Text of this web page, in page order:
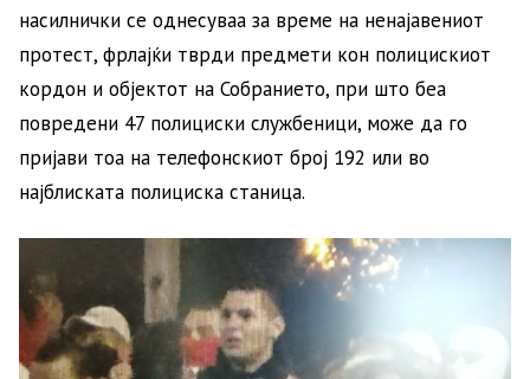
насилнички се однесуваа за време на ненајавениот
протест, фрлајќи тврди предмети кон полицискиот
кордон и објектот на Собранието, при што беа
повредени 47 полициски службеници, може да го
пријави тоа на телефонскиот број 192 или во
најблиската полициска станица.